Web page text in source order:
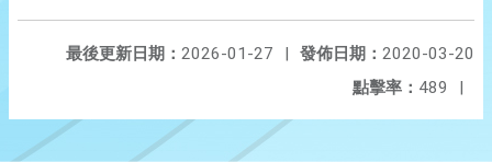
發佈日期： 2020-03-20
最後更新日期： 2026-01-27
|
點擊率： 489 |